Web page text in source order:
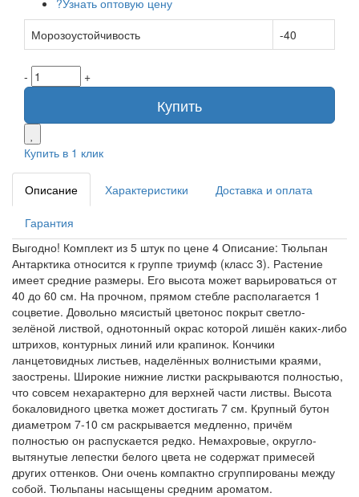
?Узнать оптовую цену
Морозоустойчивость
-40
- +
Купить
Купить в 1 клик
Описание Характеристики Доставка и оплата
Гарантия
Выгодно! Комплект из 5 штук по цене 4 Описание: Тюльпан
Антарктика относится к группе триумф (класс 3). Растение
имеет средние размеры. Его высота может варьироваться от
40 до 60 см. На прочном, прямом стебле располагается 1
соцветие. Довольно мясистый цветонос покрыт светло-
зелёной листвой, однотонный окрас которой лишён каких-либо
штрихов, контурных линий или крапинок. Кончики
ланцетовидных листьев, наделённых волнистыми краями,
заострены. Широкие нижние листки раскрываются полностью,
что совсем нехарактерно для верхней части листвы. Высота
бокаловидного цветка может достигать 7 см. Крупный бутон
диаметром 7-10 см раскрывается медленно, причём
полностью он распускается редко. Немахровые, округло-
вытянутые лепестки белого цвета не содержат примесей
других оттенков. Они очень компактно сгруппированы между
собой. Тюльпаны насыщены средним ароматом.